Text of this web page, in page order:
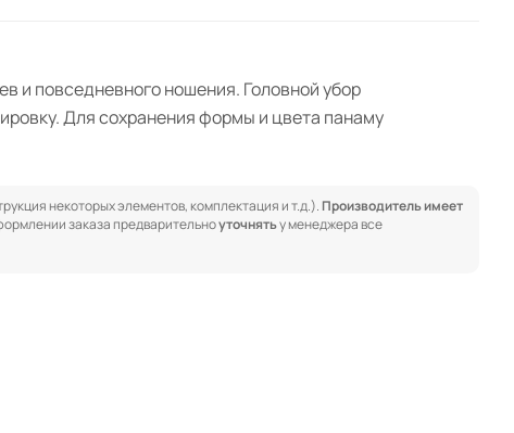
и повседневного ношения. Головной убор
Для сохранения формы и цвета панаму
некоторых элементов, комплектация и т.д.). Производитель имеет
заказа предварительноуточнятьу менеджера все